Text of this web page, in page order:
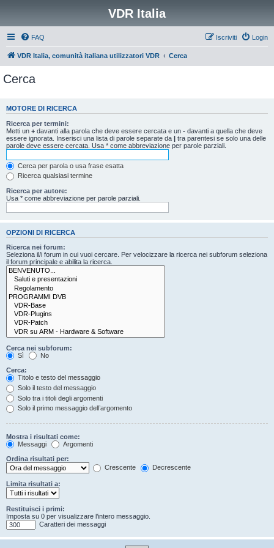
VDR Italia
FAQ Login
Iscriviti
VDR Italia, comunità italiana utilizzatori VDR Cerca
Cerca
MOTORE DI RICERCA
Ricerca per termini:
Metti un + davanti alla parola che deve essere cercata e un - davanti a quella che deve
essere ignorata. Inserisci una lista di parole separate da | tra parentesi se solo una delle
parole deve essere cercata. Usa * come abbreviazione per parole parziali.
Cerca per parola o usa frase esatta
Ricerca qualsiasi termine
Ricerca per autore:
Usa * come abbreviazione per parole parziali.
OPZIONI DI RICERCA
Ricerca nei forum:
Seleziona il/i forum in cui vuoi cercare. Per velocizzare la ricerca nei subforum seleziona
il forum principale e abilita la ricerca.
Cerca nei subforum:
Sì
No
Cerca:
Titolo e testo del messaggio
Solo il testo del messaggio
Solo tra i titoli degli argomenti
Solo il primo messaggio dell’argomento
Mostra i risultati come:
Messaggi
Argomenti
Ordina risultati per:
Crescente
Decrescente
Limita risultati a:
Restituisci i primi:
Imposta su 0 per visualizzare l’intero messaggio.
Caratteri dei messaggi